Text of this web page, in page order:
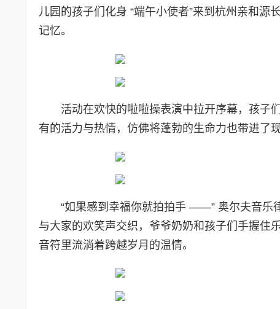
儿园的孩子们化身 “端午小使者”来到杭州亲和源
记忆。
活动在欢快的啦啦操表演中拉开序幕，孩子
有的活力与热情，仿佛将蓬勃的生命力也带进了现
“如果感到幸福你就拍拍手 ——” 奥尔夫音乐
与大家的欢笑声交织，爷爷奶奶和孩子们手握住
音符里流淌着跨越岁月的温情。